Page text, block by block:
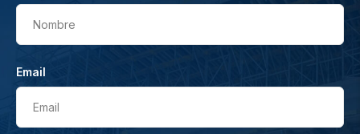
Nombre
Email
Email